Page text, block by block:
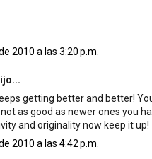
2010 a las 3:20 p.m.
getting better and better!
as good as newer ones you
and originality now keep it up!
2010 a las 4:42 p.m.